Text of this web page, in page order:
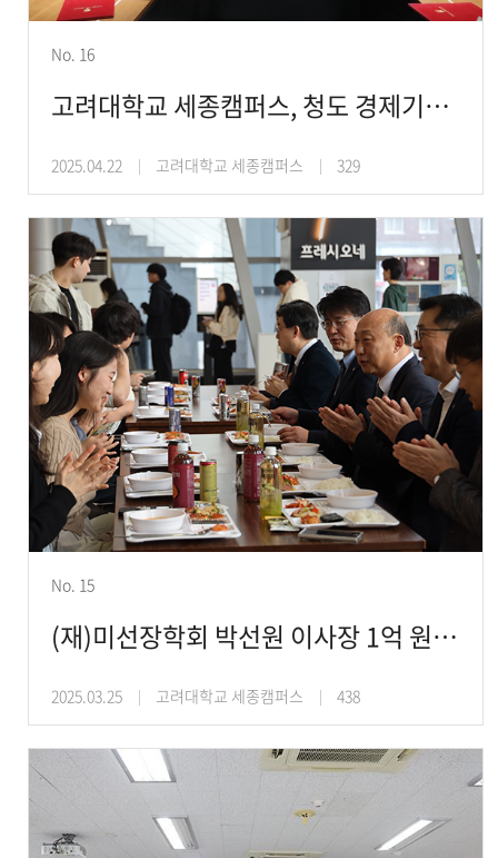
No. 16
고려대학교 세종캠퍼스, 청도 경제기술개발구와 학부 유학생 및 어학연수생 유치 확대 위한 업
2025.04.22 고려대학교 세종캠퍼스 329
No. 15
(재)미선장학회 박선원 이사장 1억 원 기부로 학생 위한 ‘미선의 아침밥’ 개시
2025.03.25 고려대학교 세종캠퍼스 438